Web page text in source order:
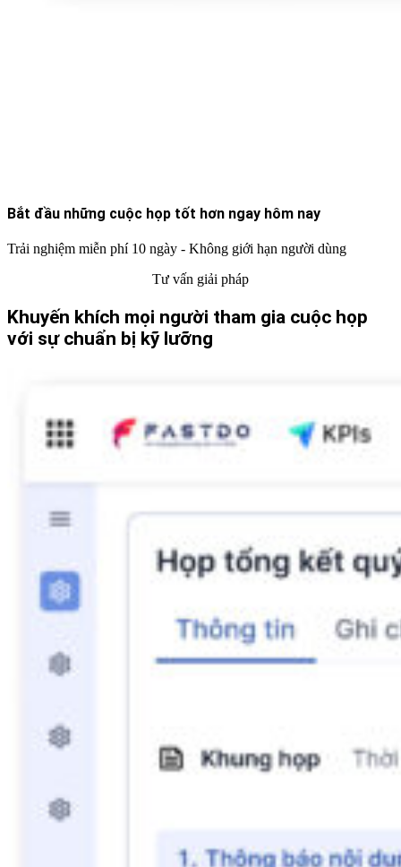
Bắt đầu những cuộc họp tốt hơn ngay hôm nay
Trải nghiệm miễn phí 10 ngày - Không giới hạn người dùng
Tư vấn giải pháp
Khuyến khích mọi người tham gia cuộc họp
với sự chuẩn bị kỹ lưỡng